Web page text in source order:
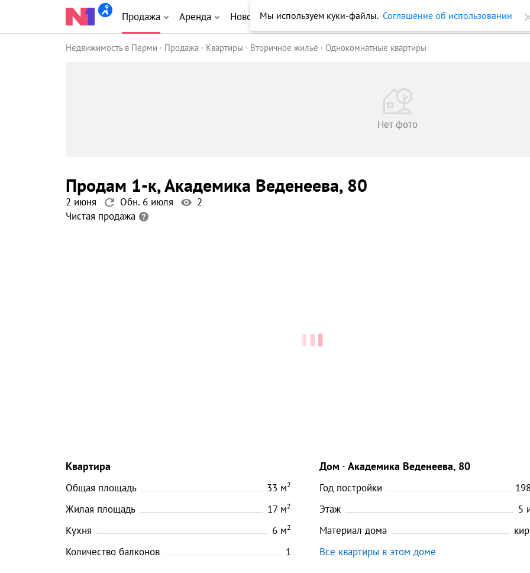
Продажа Аренда Новостройки Журнал Еще
Недвижимость в Перми Продажа Квартиры Вторичное жильё Однокомнатные квартиры
Нет фото
продам 1-к, Академика Веденеева, 80
2 июня Обн. 6 июля
2
Чистая продажа
Квартира
Общая площадь 33 м2
Жилая площадь 17 м2
Кухня 6 м2
Количество балконов 1
Дом Академика Веденеева, 80
Год постройки
Этаж
5
Материал дома
Все квартиры в этом доме
Мы используем куки-файлы. Соглашение об использовании